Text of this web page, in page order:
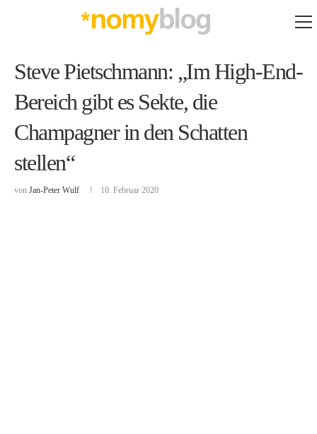
Steve Pietschmann: „Im High-End-
Bereich gibt es Sekte, die
Champagner in den Schatten
stellen“
von Jan-Peter Wulf 10. Februar 2020